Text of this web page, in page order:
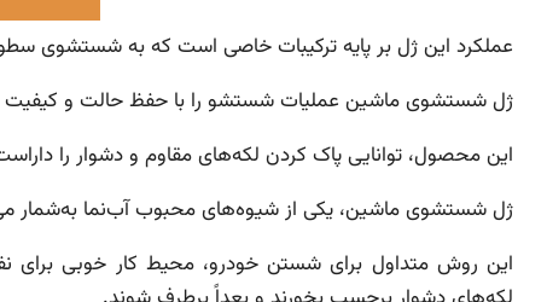
عملکرد این ژل بر پایه ترکیبات خاصی است که به شستشوی
ژل شستشوی ماشین عملیات شستشو را با حفظ حالت و
این محصول، توانایی پاک کردن لکه‌های مقاوم و دشوار را
ژل شستشوی ماشین، یکی از شیوه‌های محبوب آب‌نما به‌شمار
این روش متداول برای شستن خودرو، محیط کار خوبی برای